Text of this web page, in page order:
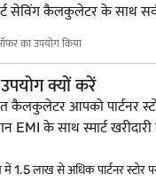
सेविंग कैलकुलेटर के साथ
का उपयोग किया
क्यों करें
कैलकुलेटर आपको पार्टनर
के साथ स्मार्ट
1.5 लाख से अधिक पार्टनर स्टोर